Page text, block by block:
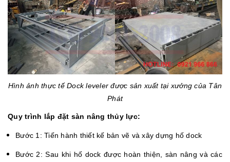
Hình ảnh thực tế Dock leveler được sản xuất tại xưởng của Tân
Phát
Quy trình lắp đặt sàn nâng thủy lực:
Bước 1: Tiến hành thiết kế bản vẽ và xây dựng hố dock
Bước 2: Sau khi hố dock được hoàn thiện, sàn nâng và các